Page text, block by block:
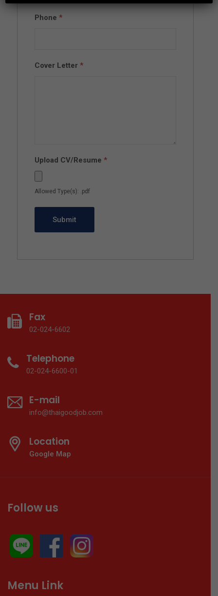
Phone *
Cover Letter *
Upload CV/Resume *
Allowed Type(s): .pdf
Fax
02-024-6602
Telephone
02-024-6600-01
E-mail
info@thaigoodjob.com
Location
Google Map
Follow us
Menu Link